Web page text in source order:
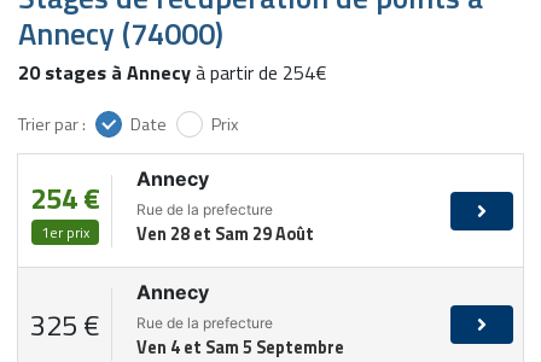
Annecy (74000)
20 stages à Annecyà partir de 254€
Trier par : Date Prix
254 €
1er prix
Annecy
Rue de la prefecture
Ven 28 et Sam 29 Août
325 €
Annecy
Rue de la prefecture
Ven 4 et Sam 5 Septembre